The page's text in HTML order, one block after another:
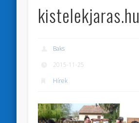
kistelekjaras.hu
Baks
2015-11-25
Hírek